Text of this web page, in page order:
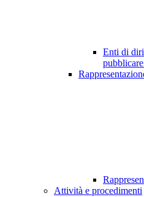
Enti di
Attività e procedimenti